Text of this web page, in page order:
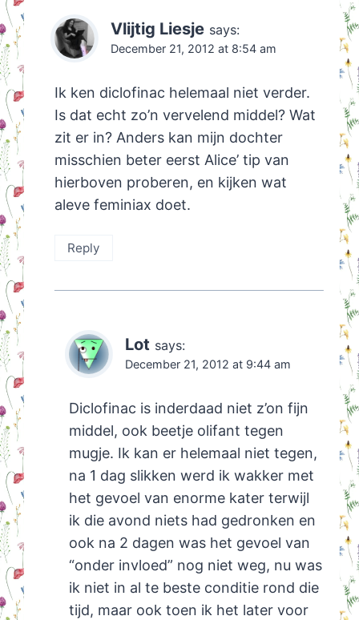
Vlijtig Liesje says:
December 21, 2012 at 8:54 am
Ik ken diclofinac helemaal niet verder.
Is dat echt zo’n vervelend middel? Wat
zit er in? Anders kan mijn dochter
misschien beter eerst Alice’ tip van
hierboven proberen, en kijken wat
aleve feminiax doet.
Reply
Lot says:
December 21, 2012 at 9:44 am
Diclofinac is inderdaad niet z’on fijn
middel, ook beetje olifant tegen
mugje. Ik kan er helemaal niet tegen,
na 1 dag slikken werd ik wakker met
het gevoel van enorme kater terwijl
ik die avond niets had gedronken en
ook na 2 dagen was het gevoel van
“onder invloed” nog niet weg, nu was
ik niet in al te beste conditie rond die
tijd, maar ook toen ik het later voor